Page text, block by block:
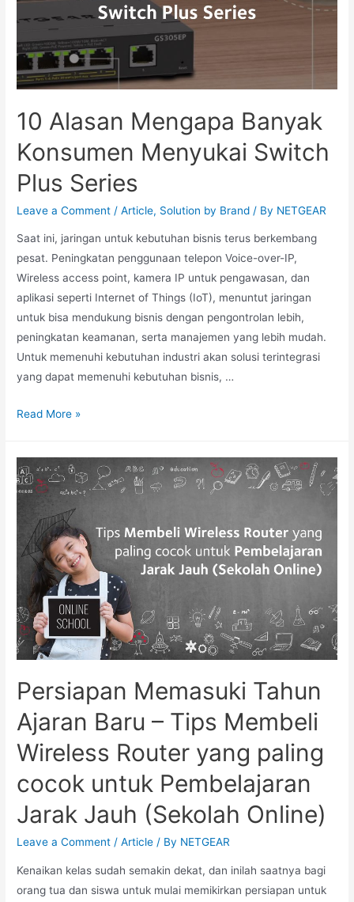
10 Alasan Mengapa Banyak
Konsumen Menyukai Switch
Plus Series
Leave a Comment /Article, Solution by Brand / By NETGEAR
Saat ini, jaringan untuk kebutuhan bisnis terus berkembang
pesat. Peningkatan penggunaan telepon Voice-over-IP,
Wireless access point, kamera IP untuk pengawasan, dan
aplikasi seperti Internet of Things (IoT), menuntut jaringan
untuk bisa mendukung bisnis dengan pengontrolan lebih,
peningkatan keamanan, serta manajemen yang lebih mudah.
Untuk memenuhi kebutuhan industri akan solusi terintegrasi
yang dapat memenuhi kebutuhan bisnis, …
Read More »
Persiapan Memasuki Tahun
Ajaran Baru – Tips Membeli
Wireless Router yang paling
cocok untuk Pembelajaran
Jarak Jauh (Sekolah Online)
Leave a Comment /Article / By NETGEAR
Kenaikan kelas sudah semakin dekat, dan inilah saatnya bagi
orang tua dan siswa untuk mulai memikirkan persiapan untuk